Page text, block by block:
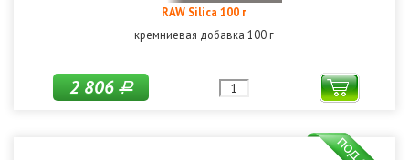
RAW Silica 100 г
кремниевая добавка 100 г
2 806Р